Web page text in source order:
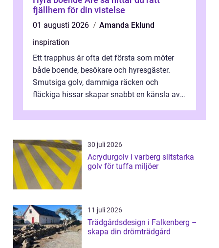
fjällhem för din vistelse
01 augusti 2026
Amanda Eklund
inspiration
Ett trapphus är ofta det första som möter
både boende, besökare och hyresgäster.
Smutsiga golv, dammiga räcken och
fläckiga hissar skapar snabbt en känsla av
omtan...
30 juli 2026
Acrydurgolv i varberg slitstarka
golv för tuffa miljöer
11 juli 2026
Trädgårdsdesign i Falkenberg –
skapa din drömträdgård